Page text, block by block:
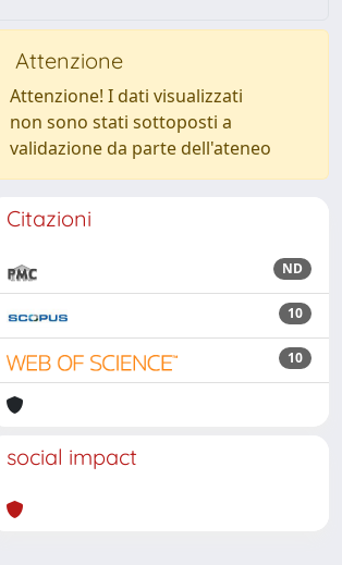
Attenzione
Attenzione! I dati visualizzati
non sono stati sottoposti a
validazione da parte dell'ateneo
Citazioni
ND
10
10
social impact